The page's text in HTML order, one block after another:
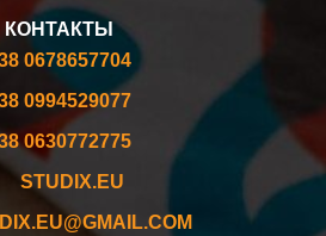
КОНТАКТЫ
0678657704
0994529077
0630772775
STUDIX.EU